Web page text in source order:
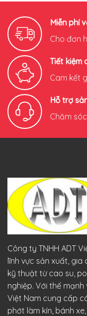
Miễn phí
Cho đơn
Tiết kiệm
Cam kết
Hỗ trợ
Chăm
Công ty TNHH ADT
lĩnh vực sản xuất,
kỹ thuật từ cao su,
nghiệp. Với thế mạnh
Việt Nam cung cấp
phớt làm kín, bánh